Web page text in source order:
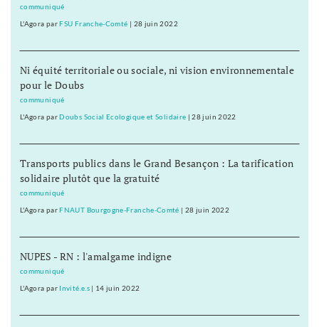
communiqué
L'Agora parFSU Franche-Comté | 28 juin 2022
Ni équité territoriale ou sociale, ni vision environnementale
pour le Doubs
communiqué
L'Agora parDoubs Social Ecologique et Solidaire |28 juin 2022
Transports publics dans le Grand Besançon : La tarification
solidaire plutôt que la gratuité
communiqué
L'Agora parFNAUT Bourgogne-Franche-Comté | 28 juin 2022
NUPES - RN : l'amalgame indigne
communiqué
L'Agora par Invité.e.s| 14 juin 2022